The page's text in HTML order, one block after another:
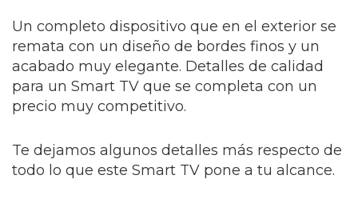
Un completo dispositivo que en el exterior se
remata con un diseño de bordes finos y un
acabado muy elegante. Detalles de calidad
para un Smart TV que se completa con un
precio muy competitivo.
Te dejamos algunos detalles más respecto de
todo lo que este Smart TV pone a tu alcance.